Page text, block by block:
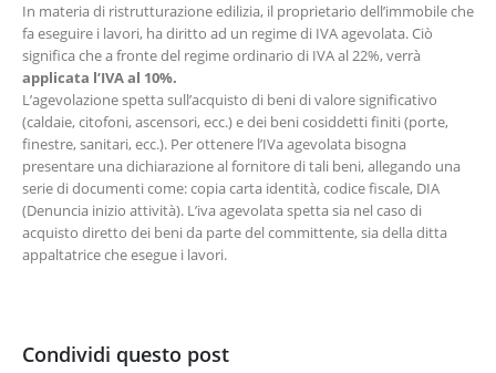
In materia di ristrutturazione edilizia, il proprietario dell’immobile che
fa eseguire i lavori, ha diritto ad un regime di IVA agevolata. Ciò
significa che a fronte del regime ordinario di IVA al 22%, verrà
applicata l’IVA al 10%.
L’agevolazione spetta sull’acquisto di beni di valore significativo
(caldaie, citofoni, ascensori, ecc.) e dei beni cosiddetti finiti (porte,
finestre, sanitari, ecc.). Per ottenere l’IVa agevolata bisogna
presentare una dichiarazione al fornitore di tali beni, allegando una
serie di documenti come: copia carta identità, codice fiscale, DIA
(Denuncia inizio attività). L’iva agevolata spetta sia nel caso di
acquisto diretto dei beni da parte del committente, sia della ditta
appaltatrice che esegue i lavori.
Condividi questo post